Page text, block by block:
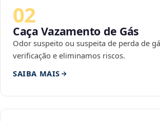
02
Caça Vazamento de Gás
Odor suspeito ou suspeita de perda de
verificação e eliminamos riscos.
SAIBA MAIS